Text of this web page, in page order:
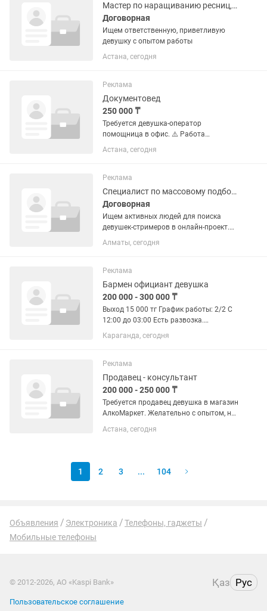
Мастер по наращиванию ресниц, бровист, ламимейкер
Договорная
Ищем ответственную, приветливую
девушку с опытом работы
Астана, сегодня
Реклама
Документовед
250 000 ₸
Требуется девушка-оператор
помощница в офис. ⚠️ Работа
неофициальная (без пенсионных
отчислений). Обязанности: Подготовка
Астана, сегодня
Реклама
Специалист по массовому подбору
Договорная
Ищем активных людей для поиска
девушек-стримеров в онлайн-проект.
Работа полностью удаленная,
подойдет студентам или в качестве
Алматы, сегодня
Реклама
Бармен официант девушка
200 000 - 300 000 ₸
Выход 15 000 тг График работы: 2/2 С
12:00 до 03:00 Есть развозка.
Местоположение: Караганда , город.
Требуется бармен-официантка для
энергична, общительна и...
Караганда, сегодня
Реклама
Продавец - консультант
200 000 - 250 000 ₸
Требуется продавец девушка в магазин
АлкоМаркет. Желательно с опытом, но
11:00 до 23:00 ( 2/2, 5/2, 15/15 )
Астана, сегодня
1 2 3 ... 104
Объявления Электроника
Телефоны, гаджеты
Мобильные телефоны
© 2012-2026, АО «Kaspi Bank» Қаз Рус
Пользовательское соглашение